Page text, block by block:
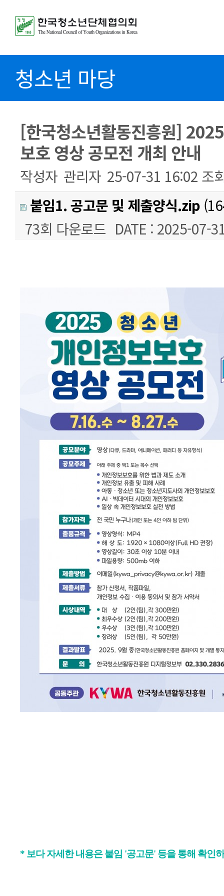
청소년 마당
[한국청소년활동진흥원]
보호 영상 공모전 개최 안내
작성자 관리자 25-07-31 16:02 조
붙임1. 공고문 및 제출양식.zip
73회 다운로드 DATE : 2025-07-
* 보다 자세한 내용은 붙임 '공고문' 등을 통해 확인